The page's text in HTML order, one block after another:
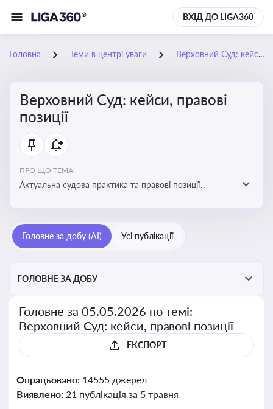
ВХІД ДО LIGA360
Головна Теми в центрі уваги Верховний Суд: кейси, правові позиції
Верховний Суд: кейси, правові
позиції
ПРО ЩО ТЕМА:
Актуальна судова практика та правові позиції
Головне за добу (AI) Усі публікації
ГОЛОВНЕ ЗА ДОБУ
Головне за 05.05.2026 по темі:
Верховний Суд: кейси, правові позиції
ЕКСПОРТ
Опрацьовано: 14555 джерел
Виявлено: 21 публікація за 5 травня